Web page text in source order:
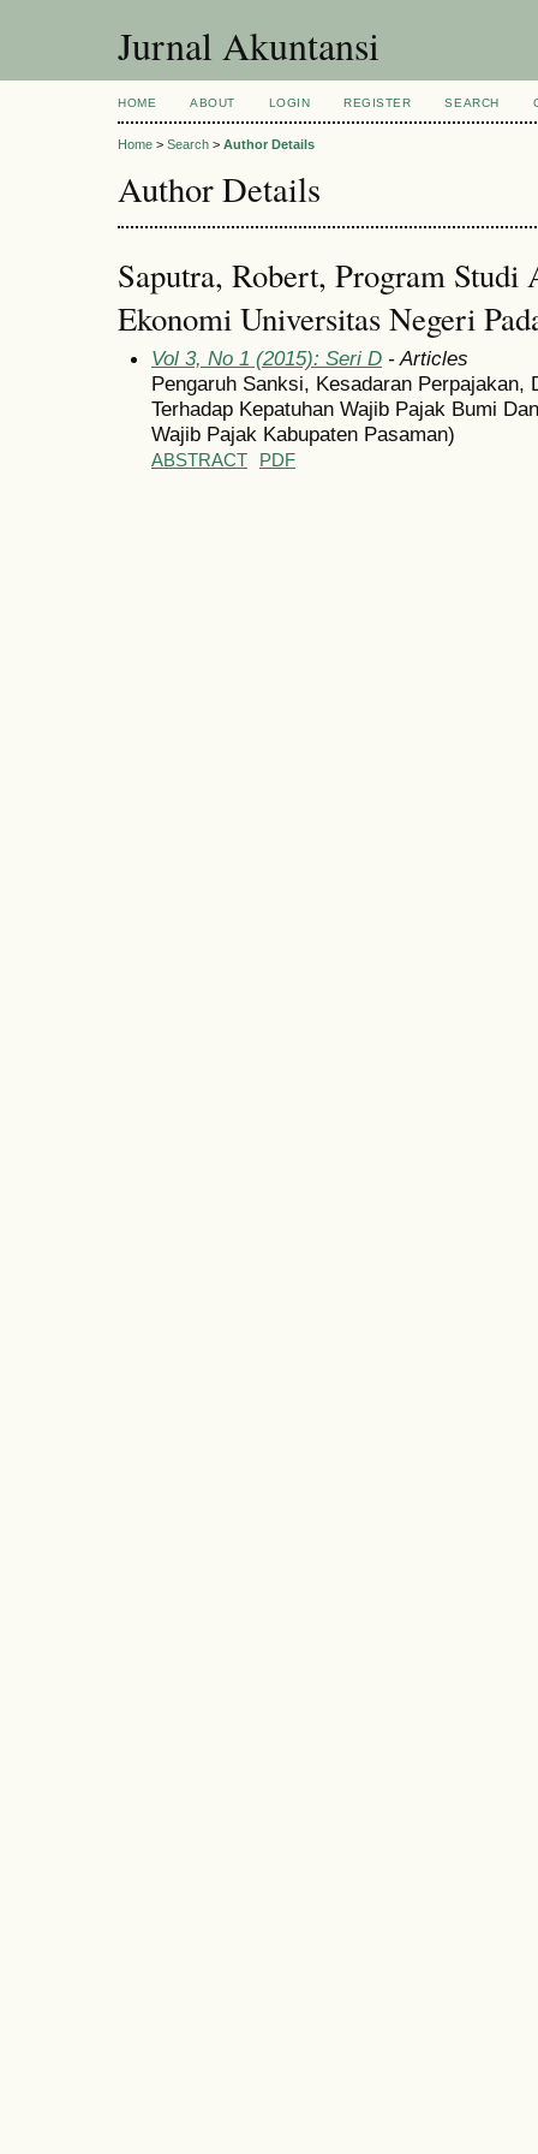
Jurnal Akuntansi
HOME ABOUT LOGIN REGISTER SEARCH
Home > Search > Author Details
Author Details
Saputra, Robert, Program Studi
Ekonomi Universitas Negeri
Vol 3, No 1 (2015): Seri D - Articles
Pengaruh Sanksi, Kesadaran Perpajakan,
Terhadap Kepatuhan Wajib Pajak Bumi
Wajib Pajak Kabupaten Pasaman)
ABSTRACT PDF